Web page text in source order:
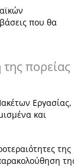
που θα
πορείας
Εργασίας,
και
της